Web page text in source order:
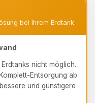
bei Ihrem Erdtank.
nicht möglich.
Entsorgung ab
und günstigere